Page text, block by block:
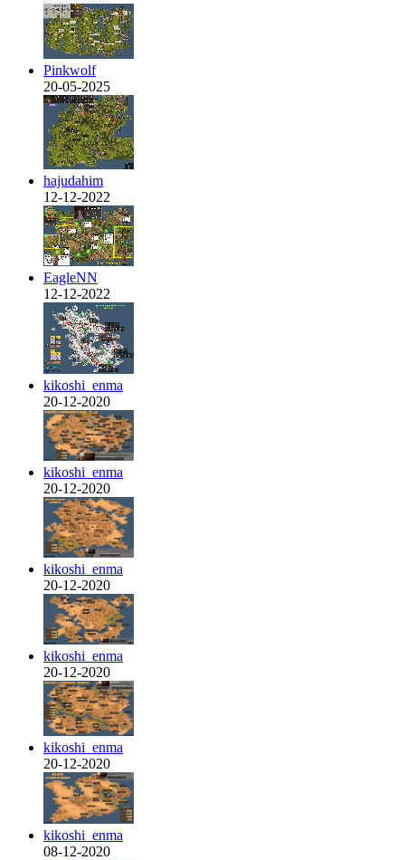
Pinkwolf
20-05-2025
hajudahim
12-12-2022
EagleNN
12-12-2022
kikoshi_enma
20-12-2020
kikoshi_enma
20-12-2020
kikoshi_enma
20-12-2020
kikoshi_enma
20-12-2020
kikoshi_enma
20-12-2020
kikoshi_enma
08-12-2020